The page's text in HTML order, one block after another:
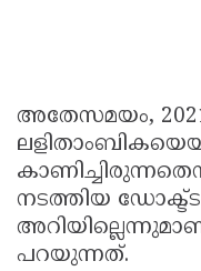
അതേസമയം,
നടത്തിയ
പറയുന്നത്.